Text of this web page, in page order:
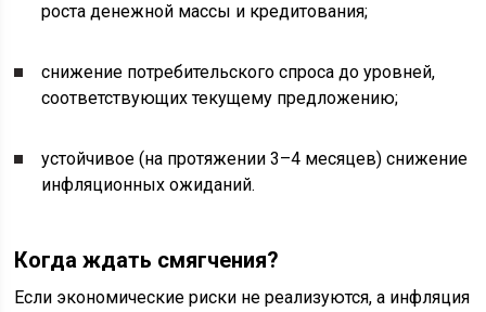
роста денежной массы и кредитования;
снижение потребительского спроса до уровней,
соответствующих текущему предложению;
устойчивое (на протяжении 3–4 месяцев) снижение
инфляционных ожиданий.
Когда ждать смягчения?
Если экономические риски не реализуются, а инфляция